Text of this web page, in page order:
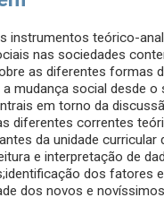
instrumentos teórico-
nas sociedades
as diferentes formas
mudança social desde o
em torno da
diferentes correntes
da unidade curricular
e interpretação de
dos fatores
dos novos e